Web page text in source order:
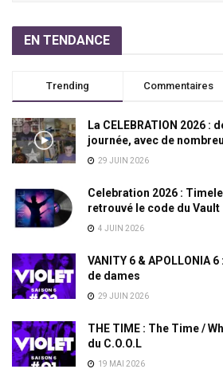
EN TENDANCE
Trending Commentaires
La CELEBRATION 2026 :
journée, avec de
29 JUIN 2026
Celebration 2026 :
retrouvé le code du Vault
4 JUIN 2026
VANITY 6 & APOLLONIA
de dames
29 JUIN 2026
THE TIME : The Time /
du C.O.O.L
19 MAI 2026